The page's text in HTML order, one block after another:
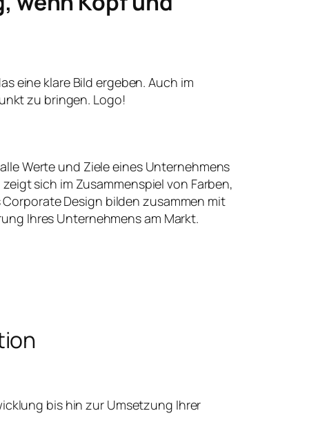
eine klare Bild ergeben. Auch im
zu bringen. Logo!
Werte und Ziele eines Unternehmens
sich im Zusammenspiel von Farben,
Design bilden zusammen mit
Ihres Unternehmens am Markt.
bis hin zur Umsetzung Ihrer